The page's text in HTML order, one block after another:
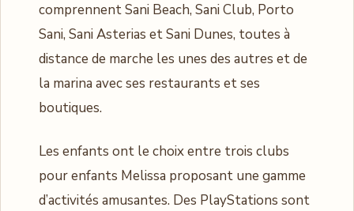
comprennent Sani Beach, Sani Club, Porto
Sani, Sani Asterias et Sani Dunes, toutes à
distance de marche les unes des autres et de
la marina avec ses restaurants et ses
boutiques.
Les enfants ont le choix entre trois clubs
pour enfants Melissa proposant une gamme
d’activités amusantes. Des PlayStations sont